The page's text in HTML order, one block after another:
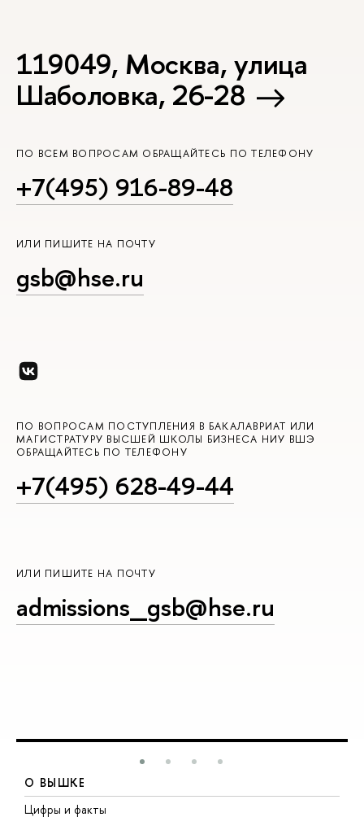
119049, Москва, улица
Шаболовка, 26-28
ПО ВСЕМ ВОПРОСАМ ОБРАЩАЙТЕСЬ ПО ТЕЛЕФОНУ
+7(495) 916-89-48
ИЛИ ПИШИТЕ НА ПОЧТУ
gsb@hse.ru
ПО ВОПРОСАМ ПОСТУПЛЕНИЯ В БАКАЛАВРИАТ ИЛИ
МАГИСТРАТУРУ ВЫСШЕЙ ШКОЛЫ БИЗНЕСА НИУ ВШЭ
ОБРАЩАЙТЕСЬ ПО ТЕЛЕФОНУ
+7(495) 628-49-44
ИЛИ ПИШИТЕ НА ПОЧТУ
admissions_gsb@hse.ru
О ВЫШКЕ
Цифры и факты